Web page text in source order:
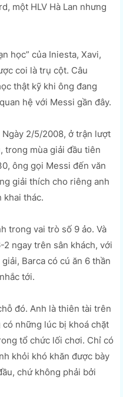
một HLV Hà Lan nhưng
học” của Iniesta, Xavi,
coi là trụ cột. Câu
thật kỹ khi ông đang
hệ với Messi gần đây.
2/5/2008, ở trận lượt
trong mùa giải đầu tiên
ông gọi Messi đến văn
giải thích cho riêng anh
khai thác.
trong vai trò số 9 ảo. Và
2 ngay trên sân khách, với
Barca có cú ăn 6 thần
tới.
đó. Anh là thiên tài trên
những lúc bị khoá chặt
tổ chức lối chơi. Chỉ có
khỏi khó khăn được bày
chứ không phải bởi